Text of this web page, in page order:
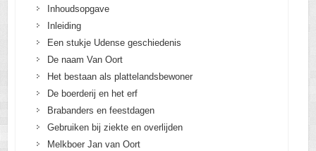
Inhoudsopgave
Inleiding
Een stukje Udense geschiedenis
De naam Van Oort
Het bestaan als plattelandsbewoner
De boerderij en het erf
Brabanders en feestdagen
Gebruiken bij ziekte en overlijden
Melkboer Jan van Oort